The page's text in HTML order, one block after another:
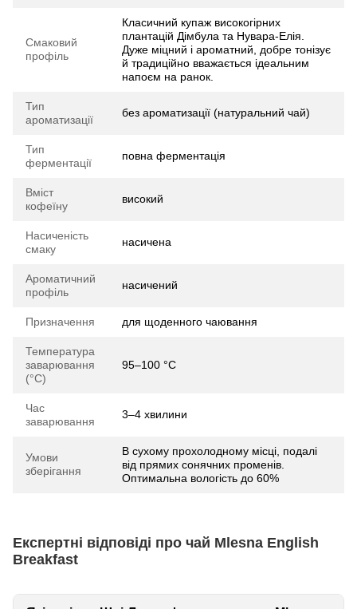
Смаковий
профіль
Класичний купаж високогірних
плантацій Дімбула та Нувара-Елія.
Дуже міцний і ароматний, добре тонізує
й традиційно вважається ідеальним
напоєм на ранок.
Тип
ароматизації
без ароматизації (натуральний чай)
Тип
ферментації
повна ферментація
Вміст
кофеїну
високий
Насиченість
смаку
насичена
Ароматичний
профіль
насичений
Призначення для щоденного чаювання
Температура
заварювання
(°C)
95–100 °C
Час
заварювання
3–4 хвилини
Умови
зберігання
В сухому прохолодному місці, подалі
від прямих сонячних променів.
Оптимальна вологість до 60%
Експертні відповіді про чай Mlesna English
Breakfast